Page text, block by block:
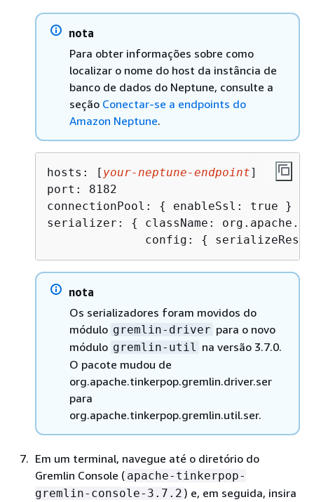
nota
Para obter informações sobre como
localizar o nome do host da instância de
banco de dados do Neptune, consulte a
seção Conectar-se a endpoints do
Amazon Neptune.
hosts: [ your-neptune-endpoint]
port: 8182
connectionPool: {
enableSsl: true }
serializer: {
className:
              config:
{
nota
Os serializadores foram movidos do
módulo gremlin-driver para o novo
módulo gremlin-util
na versão 3.7.0.
O pacote mudou de
org.apache.tinkerpop.gremlin.driver.ser
para
org.apache.tinkerpop.gremlin.util.ser.
Em um terminal, navegue até o diretório do
Gremlin Console ( apache-tinkerpop-
gremlin-console-3.7.2 ) e, em seguida, insira